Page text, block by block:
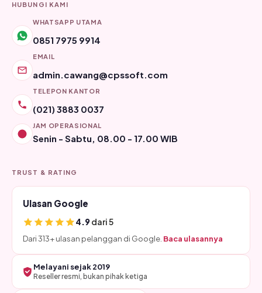
HUBUNGI KAMI
WHATSAPP UTAMA
0851 7975 9914
EMAIL
admin.cawang@cpssoft.com
TELEPON KANTOR
(021) 3883 0037
JAM OPERASIONAL
Senin - Sabtu, 08.00 - 17.00 WIB
TRUST & RATING
Ulasan Google
4.9dari 5
Dari 313+ ulasan pelanggan di Google. Baca ulasannya
Melayani sejak 2019
Reseller resmi, bukan pihak ketiga